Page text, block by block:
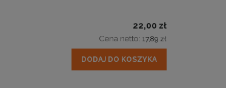
22,00 zł
Cena netto: 17,89 zł
DODAJ DO KOSZYKA